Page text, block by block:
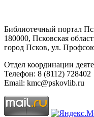
Библиотечный портал
180000, Псковская
город Псков, ул.
Отдел координации
Телефон: 8 (8112) 728402
Email: kmc@pskovlib.ru